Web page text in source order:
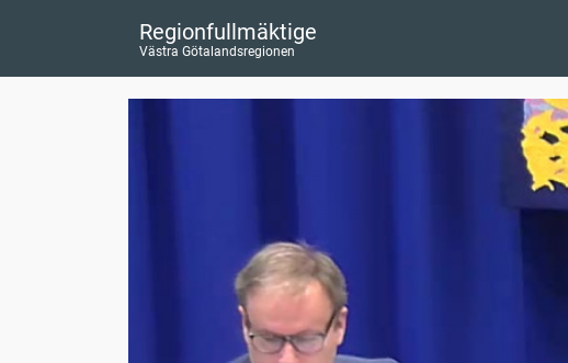
Regionfullmäktige
Västra Götalandsregionen